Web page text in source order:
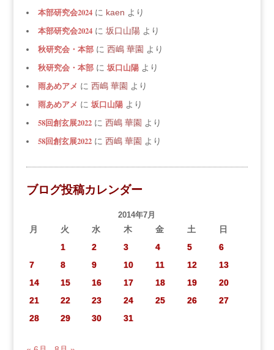
本部研究会2024に kaen より
本部研究会2024に 坂口山陽より
秋研究会・本部に 西嶋 華園 より
秋研究会・本部に 坂口山陽より
雨あめアメ に 西嶋 華園 より
雨あめアメ に 坂口山陽より
58回創玄展2022に 西嶋 華園 より
58回創玄展2022に 西嶋 華園 より
ブログ投稿カレンダー
2014年7月
月 火 水 木 金 土
日
1
2 3 4 5
6
7
8 9 10 11 12
13
14
15 16 17 18 19
20
21
22 23 24 25 26
27
28
29 30 31